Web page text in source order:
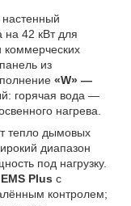
на 42 кВт для
коммерческих
из
«W» —
горячая вода —
нагрева.
тепло дымовых
диапазон
под нагрузку.
EMS Plus с
контролем;